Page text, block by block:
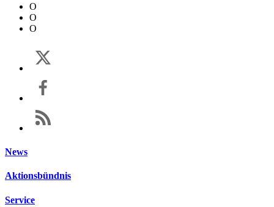
O
O
O
News
Aktionsbündnis
Service